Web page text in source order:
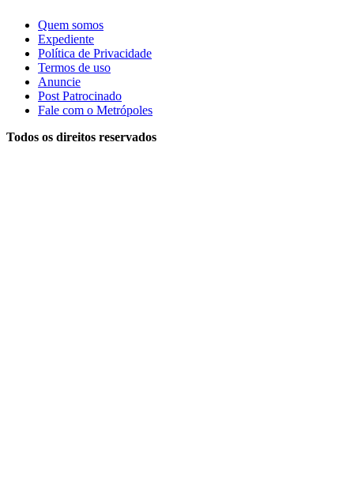
Quem somos
Expediente
Política de Privacidade
Termos de uso
Anuncie
Post Patrocinado
Fale com o Metrópoles
Todos os direitos reservados